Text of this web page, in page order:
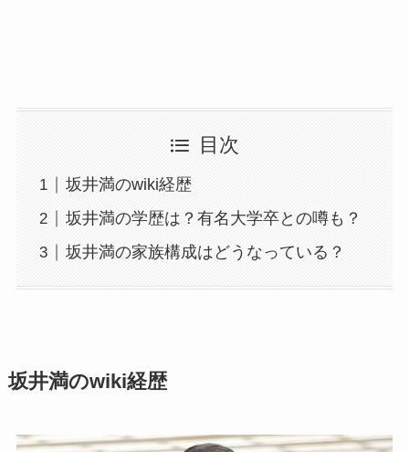
目次
坂井満のwiki経歴
坂井満の学歴は？有名大学卒との噂も？
坂井満の家族構成はどうなっている？
坂井満のwiki経歴